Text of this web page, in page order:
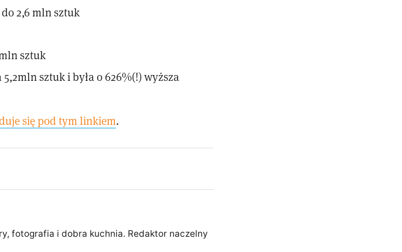
2,6 mln sztuk
sztuk
sztuk i była o 626%(!) wyższa
się pod tym linkiem.
fotografia i dobra kuchnia. Redaktor naczelny